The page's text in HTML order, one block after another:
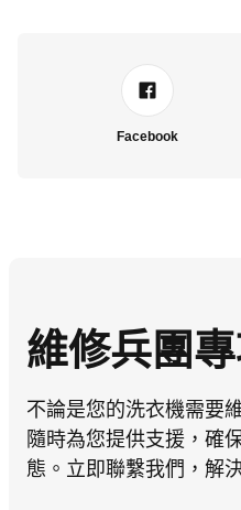
Facebook
維修兵團
不論是您的洗衣機需要
隨時為您提供支援，確
態。立即聯繫我們，解